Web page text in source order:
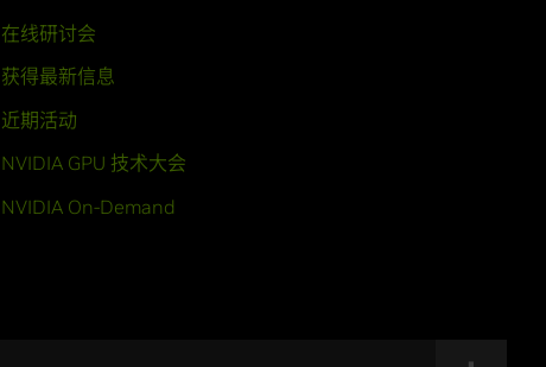
在线研讨会
获得最新信息
近期活动
NVIDIA GPU 技术大会
NVIDIA On-Demand